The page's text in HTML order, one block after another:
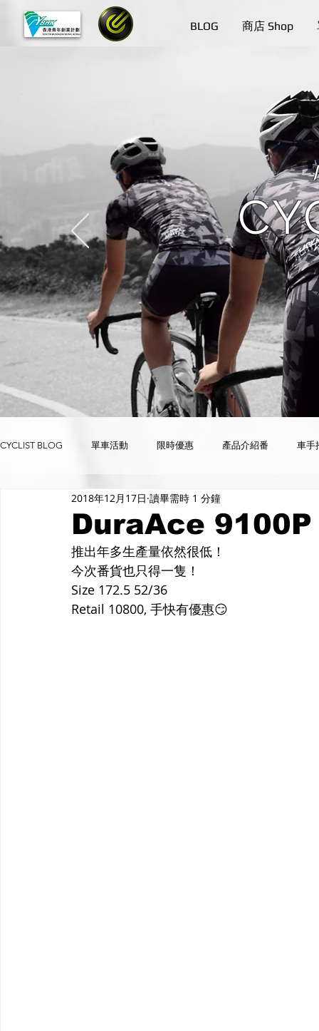
BLOG 商店 Shop
CYCLIST BLOG 單車活動 限時優惠 產品介紹番 車手
單車 complete bike 零配件 parts & accessories
DuraAce 9100P
2018年12月17日 讀畢需時 1 分鐘
推出年多生產量依然很低！
今次番貨也只得一隻！
Size 172.5 52/36
Retail 10800, 手快有優惠😏